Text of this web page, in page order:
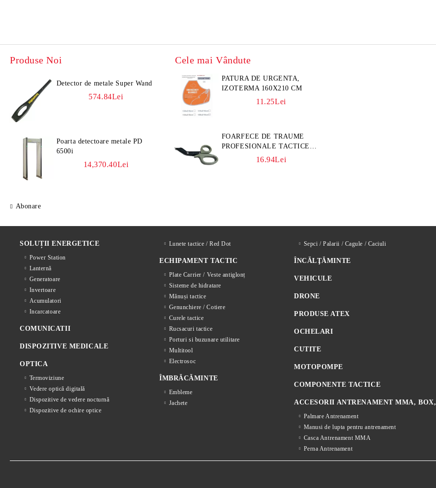
Produse Noi
Detector de metale Super Wand
574.84Lei
Poarta detectoare metale PD
6500i
14,370.40Lei
Abonare
Cele mai Vândute
PATURA DE URGENTA,
IZOTERMA 160X210 CM
11.25Lei
FOARFECE DE TRAUME
PROFESIONALE TACTICE
CULOARE KAKI
16.94Lei
SOLUȚII ENERGETICE
Power Station
Lanternă
Generatoare
Invertoare
Acumulatori
Incarcatoare
COMUNICATII
DISPOZITIVE MEDICALE
OPTICA
Termoviziune
Vedere optică digitală
Dispozitive de vedere nocturnă
Dispozitive de ochire optice
Lunete tactice / Red Dot
ECHIPAMENT TACTIC
Plate Carrier / Veste antiglonț
Sisteme de hidratare
Mănuși tactice
Genunchiere / Cotiere
Curele tactice
Rucsacuri tactice
Porturi si buzunare utilitare
Multitool
Electrosoc
ÎMBRĂCĂMINTE
Embleme
Jachete
Sepci / Palarii / Cagule / Caciuli
ÎNCĂLŢĂMINTE
VEHICULE
DRONE
PRODUSE ATEX
OCHELARI
CUTITE
MOTOPOMPE
COMPONENTE TACTICE
ACCESORII ANTRENAMENT MMA, BOX,
Palmare Antrenament
Manusi de lupta pentru antrenament
Casca Antrenament MMA
Perna Antrenament